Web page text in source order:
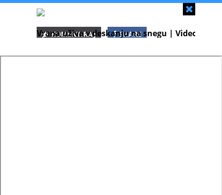
Vrana uživa v deskanju na snegu | Video
KOMENTIRAJ SHARE
SHARE SHARE
Zapri